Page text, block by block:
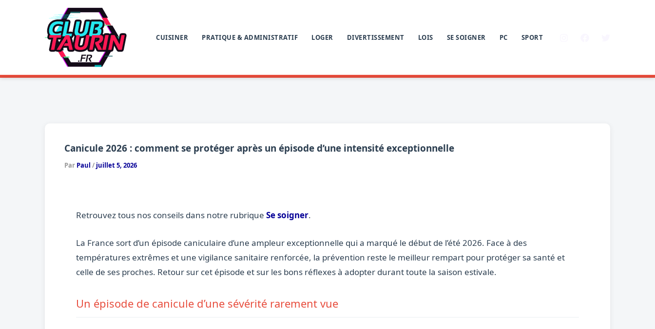
CUISINER PRATIQUE & ADMINISTRATIF LOGER DIVERTISSEMENT LOIS SE SOIGNER PC SPORT
Canicule 2026 : comment se protéger après un épisode d’une intensité exceptionnelle
Par Paul / juillet 5, 2026
Retrouvez tous nos conseils dans notre rubrique Se soigner.
La France sort d’un épisode caniculaire d’une ampleur exceptionnelle qui a marqué le début de l’été 2026. Face à des
températures extrêmes et une vigilance sanitaire renforcée, la prévention reste le meilleur rempart pour protéger sa santé et
celle de ses proches. Retour sur cet épisode et sur les bons réflexes à adopter durant toute la saison estivale.
Un épisode de canicule d’une sévérité rarement vue